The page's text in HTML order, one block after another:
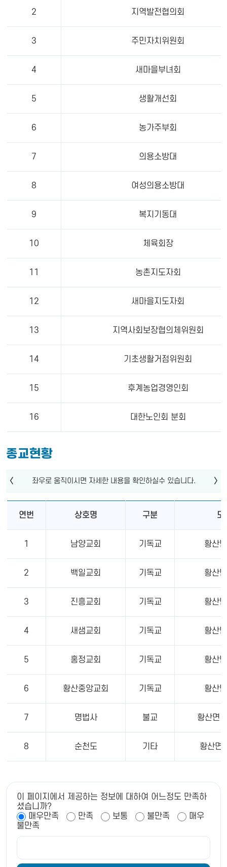
2 지역발전협의회
3 주민자치위원회
4 새마을부녀회
5 생활개선회
6 농가주부회
7 의용소방대
8 여성의용소방대
9 복지기동대
10 체육회장
11 농촌지도자회
12 새마을지도자회
13 지역사회보장협의체위원회
14 기초생활거점위원회
15 후계농업경영인회
16 대한노인회 분회
종교현황
연번 상호명 구분 도
1 남양교회 기독교 황산
2 백일교회 기독교 황산
3 진흥교회 기독교 황산
4 새샘교회 기독교 황산
5 홍정교회 기독교 황산
6 황산중앙교회 기독교 황산
7 명법사 불교 황산면
8 순천도 기타 황산면
이 페이지에서 제공하는 정보에 대하여 어느정도 만족하
셨습니까?
매우만족
만족 보통 불만족
매우
불만족